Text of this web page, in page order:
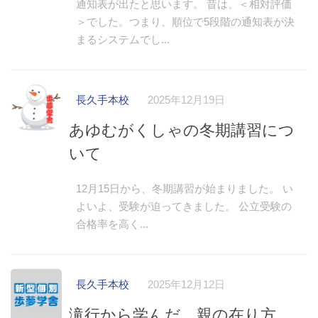
通知表が出たと思います。 昔は、＜相対評価
＞でした。つまり、順位で5段階の通知表が決
まるシステムでし...
長久手本校 2025年12月19日
あゆむがくしゃの冬期講習につ
いて
12月15日から、冬期講習が始まりました。 い
よいよ、受験が迫ってきました。 公立受験の
合格率を高く...
長久手本校 2025年12月12日